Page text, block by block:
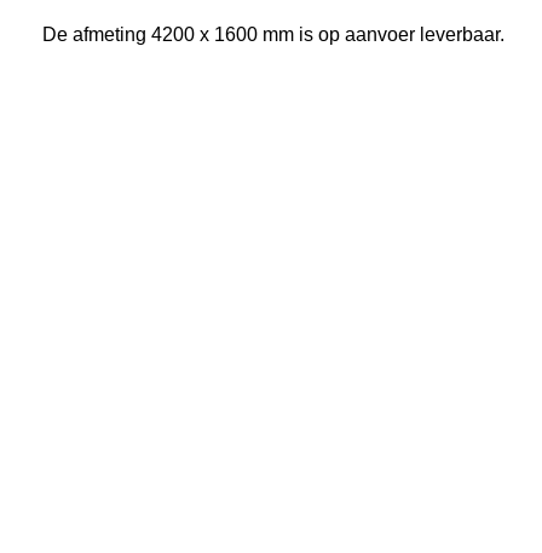
De afmeting 4200 x 1600 mm is op aanvoer leverbaar.